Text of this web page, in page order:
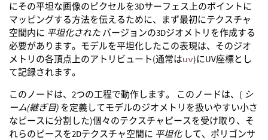
にその平坦な画像のピクセルを3Dサーフェス上のポイントに
マッピングする方法を伝えるために、まず最初にテクスチャ
空間内に 平坦化された バージョンの3Dジオメトリを作成する
必要があります。モデルを平坦化したこの表現は、そのジオ
メトリの各頂点上のアトリビュート(通常はuv)にUV座標とし
て記録されます。
このノードは、2つの工程で動作します。 このノードは、( シ
ーム(継ぎ目) を定義してモデルのジオメトリを扱いやすい小さ
なピースに分割した)個々のテクスチャピースを受け取り、そ
れらのピースを2Dテクスチャ空間に 平坦化して、ポリゴンサ